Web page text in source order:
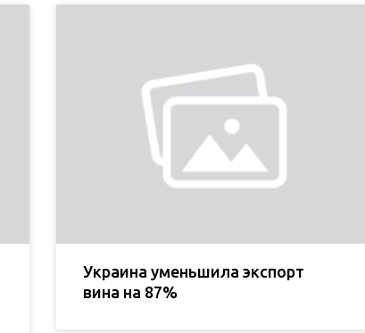
Украина уменьшила экспорт
вина на 87%